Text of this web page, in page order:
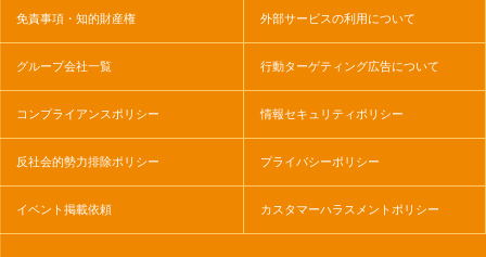
免責事項・知的財産権 外部サービスの利用について
グループ会社一覧 行動ターゲティング広告について
コンプライアンスポリシー 情報セキュリティポリシー
反社会的勢力排除ポリシー プライバシーポリシー
イベント掲載依頼 カスタマーハラスメントポリシー